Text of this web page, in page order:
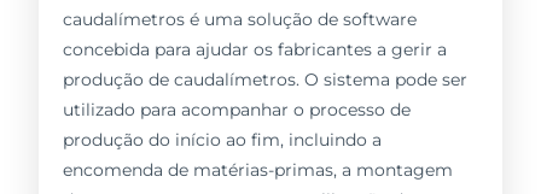
caudalímetros é uma solução de software
concebida para ajudar os fabricantes a gerir a
produção de caudalímetros. O sistema pode ser
utilizado para acompanhar o processo de
produção do início ao fim, incluindo a
encomenda de matérias-primas, a montagem